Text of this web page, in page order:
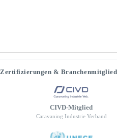
Zertifizierungen &
CIVD-Mitglied
Caravaning Industrie Verband